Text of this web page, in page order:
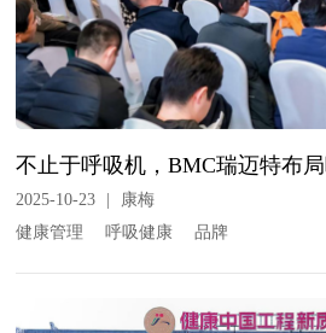
不止于呼吸机，BMC瑞迈特布
2025-10-23 |
康梅
健康管理
呼吸健康 品牌